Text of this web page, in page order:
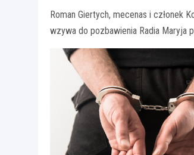
Roman Giertych, mecenas i członek
wzywa do pozbawienia Radia Maryja